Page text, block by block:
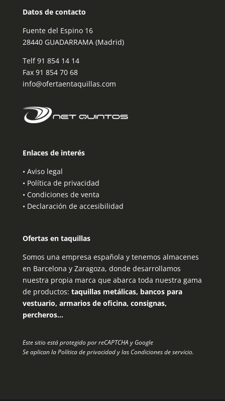
Datos de contacto
Fuente del Espino 16
28440 GUADARRAMA (Madrid)
Telf91 854 14 14
Fax 91 854 70 68
info@ofertaentaquillas.com
Enlaces de interés
• Aviso legal
• Política de privacidad
• Condiciones de venta
• Declaración de accesibilidad
Ofertas en taquillas
Somos una empresa española y tenemos almacenes
en Barcelona y Zaragoza, donde desarrollamos
nuestra propia marca que abarca toda nuestra gama
de productos: taquillas metálicas, bancos para
vestuario, armarios de oficina, consignas,
percheros…
Este sitio está protegido por reCAPTCHA y Google
Se aplican laPolítica de privacidady las Condiciones de servicio.